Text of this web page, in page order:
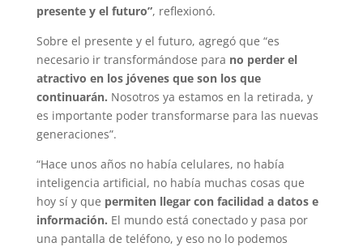
presente y el futuro”, reflexionó.
Sobre el presente y el futuro, agregó que “es
necesario ir transformándose para no perder el
atractivo en los jóvenes que son los que
continuarán. Nosotros ya estamos en la retirada, y
es importante poder transformarse para las nuevas
generaciones”.
“Hace unos años no había celulares, no había
inteligencia artificial, no había muchas cosas que
hoy sí y que permiten llegar con facilidad a datos e
información. El mundo está conectado y pasa por
una pantalla de teléfono, y eso no lo podemos